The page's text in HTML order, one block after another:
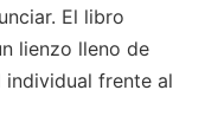
El libro
lienzo lleno de
frente al